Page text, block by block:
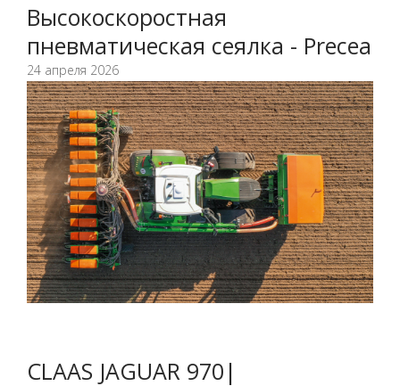
Высокоскоростная
пневматическая сеялка - Precea
24 апреля 2026
CLAAS JAGUAR 970|